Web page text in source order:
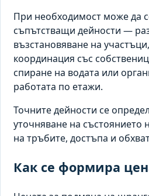
При необходимост може да
съпътстващи дейности —
възстановяване на
координация със
спиране на водата или
работата по етажи.
Точните дейности се
уточняване на състоянието
на тръбите, достъпа и
Как се формира